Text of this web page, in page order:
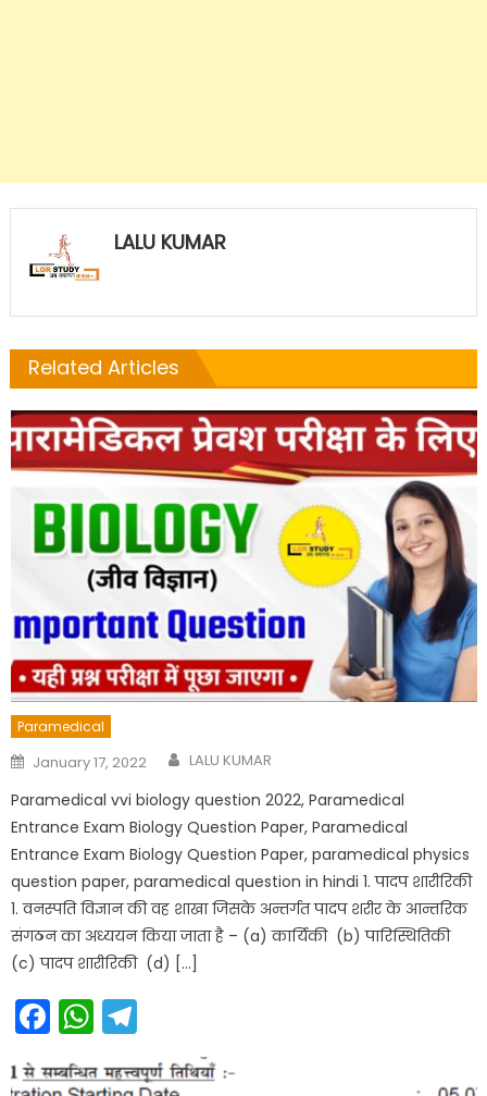
LALU KUMAR
Related Articles
Paramedical
Posted
on
January 17, 2022 Author
LALU KUMAR
Paramedical vvi biology question 2022, Paramedical
Entrance Exam Biology Question Paper, Paramedical
Entrance Exam Biology Question Paper, paramedical physics
question paper, paramedical question in hindi 1. पादप शारीरिकी
1. वनस्पति विज्ञान की वह शाखा जिसके अन्तर्गत पादप शरीर के आन्तरिक
संगठन का अध्ययन किया जाता है – (a) कार्यिकी (b) पारिस्थितिकी
(c) पादप शारीरिकी (d) […]
Facebook
WhatsApp